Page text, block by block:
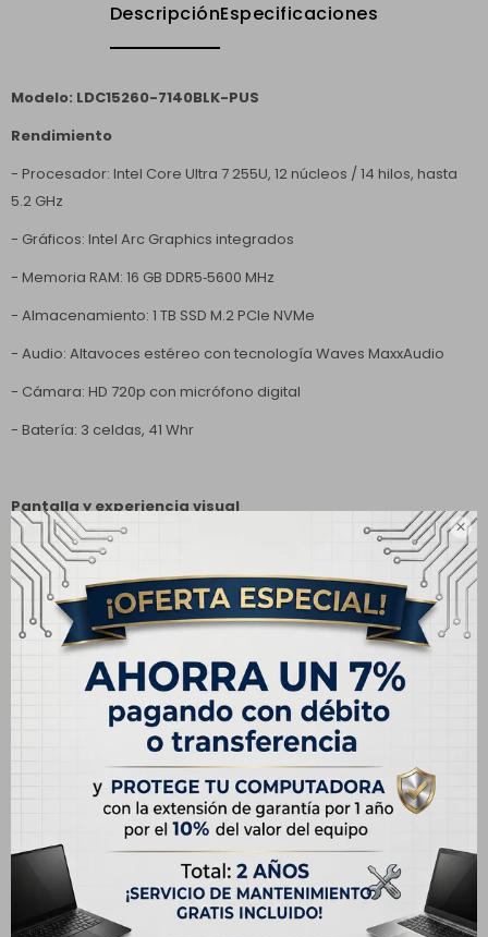

DescripciónEspecificaciones
Modelo: LDC15260-7140BLK-PUS
Rendimiento
- Procesador: Intel Core Ultra 7 255U, 12 núcleos / 14 hilos, hasta
5.2 GHz
- Gráficos: Intel Arc Graphics integrados
- Memoria RAM: 16 GB DDR5‑5600 MHz
- Almacenamiento: 1 TB SSD M.2 PCIe NVMe
- Audio: Altavoces estéreo con tecnología Waves MaxxAudio
- Cámara: HD 720p con micrófono digital
- Batería: 3 celdas, 41 Whr
Pantalla y experiencia visual
- Tamaño y resolución: 15.6″ FHD (1920 × 1080) táctil
- Tipo: WVA, antirreflejo
- Formato: 16:9
- Frecuencia de actualización: 60 Hz
- Brillo: 300 nits
Diseño y dimensiones
- Color: Carbon Black
- Teclado: Inglés (US) con teclado numérico.
- Touchpad: Multitáctil de precisión
- Dimensiones: 356 × 251 × 18 mm